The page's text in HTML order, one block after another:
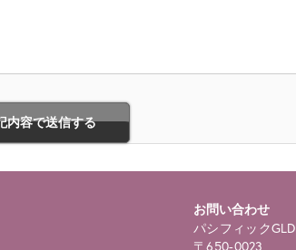
お問い合わせ
パシフィックGLD
〒650-0023